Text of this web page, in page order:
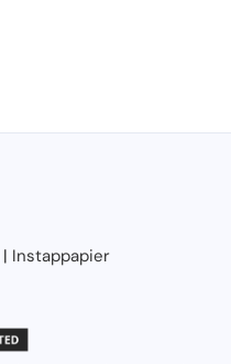
| Instappapier